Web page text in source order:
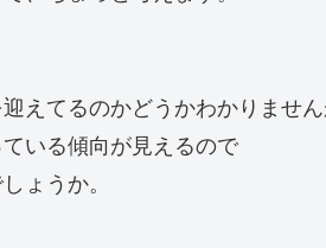
えてるのかどうかわかりませ
いる傾向が見えるので
ょうか。